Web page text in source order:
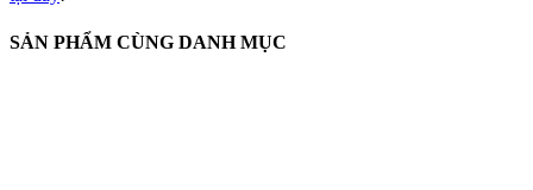
SẢN PHẨM CÙNG DANH MỤC